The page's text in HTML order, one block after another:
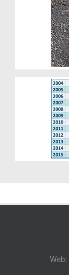
Web: